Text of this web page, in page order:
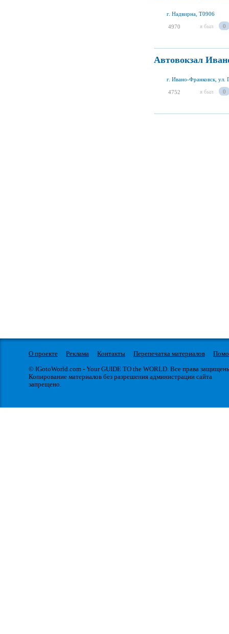
г. Надвирна, T0906
4970 я был 0
Автовокзал
г. Ивано-Франковск, ул.
4752 я был 0
О проекте Реклама Контакты Перепечатка материалов
© IGotoWorld.com - Your GUIDE TO the WORLD. Все права
Копирование материалов без разрешения администрации сайта
запрещено.